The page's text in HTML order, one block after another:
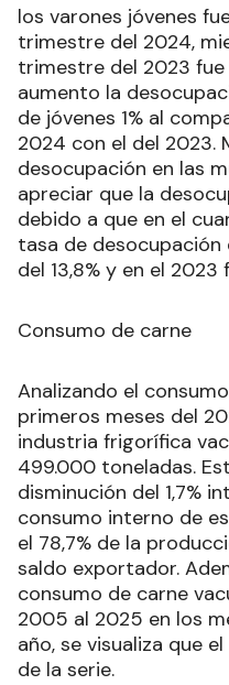
los varones jóvenes
trimestre del 2024,
trimestre del 2023 fue
aumento la
de jóvenes 1% al
2024 con el del 2023.
desocupación en las
apreciar que la
debido a que en el
tasa de desocupación
del 13,8% y en el 2023
Consumo de carne
Analizando el
primeros meses del
industria frigorífica
499.000 toneladas.
disminución del 1,7%
consumo interno de
el 78,7% de la
saldo exportador.
consumo de carne
2005 al 2025 en los
año, se visualiza que
de la serie.